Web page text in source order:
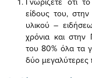
είδους του, στην
υλικού –
χρόνια και
του 80% όλα τα
δύο μεγαλύτερες